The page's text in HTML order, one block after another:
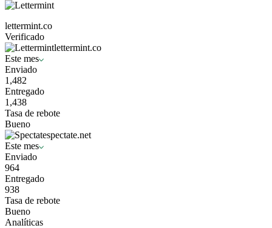
lettermint.co
Verificado
lettermint.co
Este mes
Enviado
1,482
Entregado
1,438
Tasa de rebote
Bueno
spectate.net
Este mes
Enviado
964
Entregado
938
Tasa de rebote
Bueno
Analíticas